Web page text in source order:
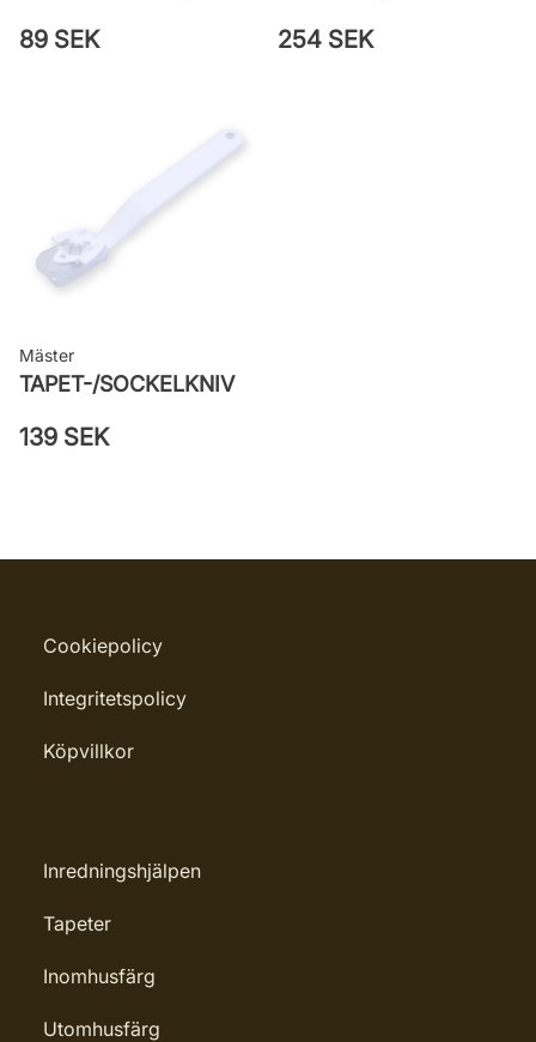
89 SEK 254 SEK
Mäster
TAPET-/SOCKELKNIV
139 SEK
Cookiepolicy
Integritetspolicy
Köpvillkor
Inredningshjälpen
Tapeter
Inomhusfärg
Utomhusfärg